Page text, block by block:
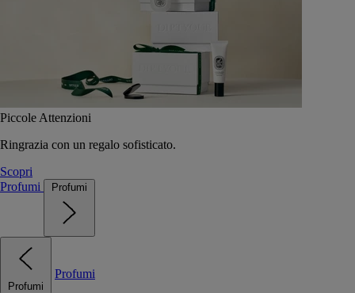
Piccole Attenzioni
Ringrazia con un regalo sofisticato.
Scopri
Profumi
Profumi
Profumi
Profumi